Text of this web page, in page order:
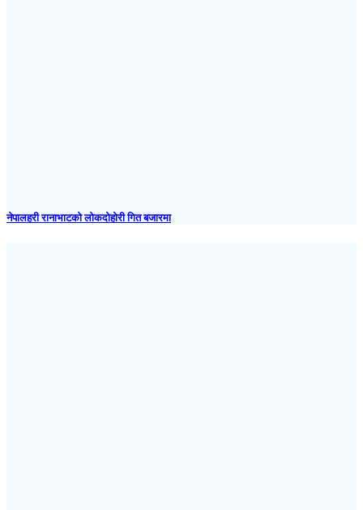
नेपालहरी रानाभाटको लोकदोहोरी गित बजारमा